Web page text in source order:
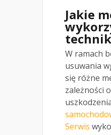
Jakie
W ramach
usuwania
się różne
zależności
Serwis